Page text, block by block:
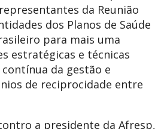
da Reunião
dos Planos de Saúde
para mais uma
estratégicas e técnicas
da gestão e
de reciprocidade entre
a presidente da Afresp,